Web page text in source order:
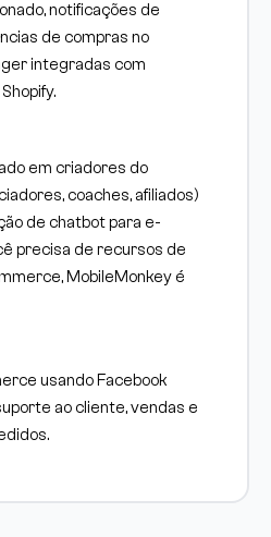
notificações de
de compras no
integradas com
em criadores do
coaches, afiliados)
de chatbot para e-
precisa de recursos de
MobileMonkey é
usando Facebook
ao cliente, vendas e